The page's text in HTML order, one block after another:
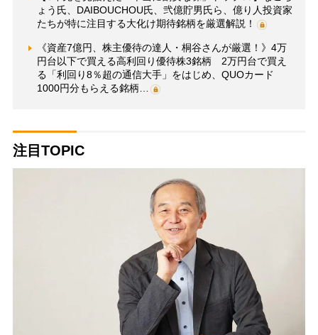
ょう氏、DAIBOUCHOU氏、弐億貯男氏ら、億り人投資家
たちが特に注目する大化け期待銘柄を厳選解説！
《資産7億円、株主優待の達人・桐谷さんが厳選！》4万
円台以下で買える高利回り優待株3銘柄 2万円台で買え
る「利回り8％超の通信大手」をはじめ、QUOカード
1000円分もらえる銘柄…
注目TOPIC